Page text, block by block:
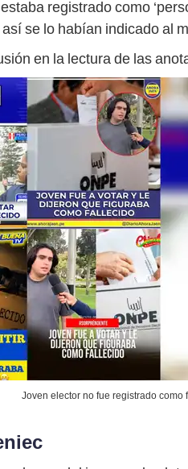
registrado como
se lo habían indicado al
en la lectura de las
Joven elector no fue registrado